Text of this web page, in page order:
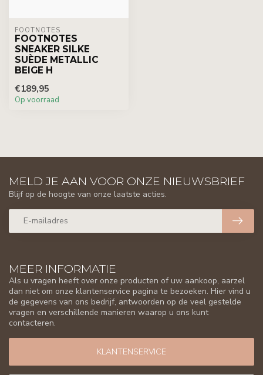
FOOTNOTES
FOOTNOTES
SNEAKER SILKE
SUÈDE METALLIC
BEIGE H
€189,95
Op voorraad
MEER INFORMATIE
Als u vragen heeft over onze producten of uw aankoop, aarzel
dan niet om onze klantenservice pagina te bezoeken. Hier vind u
de gegevens van ons bedrijf, antwoorden op de veel gestelde
vragen en verschillende manieren waarop u ons kunt
contacteren.
KLANTENSERVICE
MELD JE AAN VOOR ONZE NIEUWSBRIEF
Blijf op de hoogte van onze laatste acties.